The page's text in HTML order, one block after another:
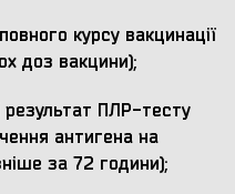
курсу вакцинації
доз вакцини);
ПЛР-тесту
антигена на
за 72 години);